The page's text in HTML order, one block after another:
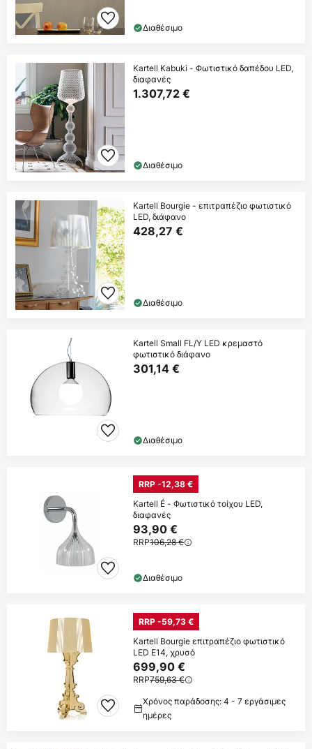
Διαθέσιμο
Kartell Kabuki - Φωτιστικό δαπέδου LED,
διαφανές
1.307,72 €
Διαθέσιμο
Kartell Bourgie - επιτραπέζιο φωτιστικό
LED, διάφανο
428,27 €
Διαθέσιμο
Kartell Small FL/Y LED κρεμαστό
φωτιστικό διάφανο
301,14 €
Διαθέσιμο
RRP -12,38 €
Kartell É - Φωτιστικό τοίχου LED,
διαφανές
93,90 €
RRP106,28 €
Διαθέσιμο
RRP -59,73 €
Kartell Bourgie επιτραπέζιο φωτιστικό
LED E14, χρυσό
699,90 €
RRP759,63 €
Χρόνος παράδοσης: 4 - 7 εργάσιμες
ημέρες